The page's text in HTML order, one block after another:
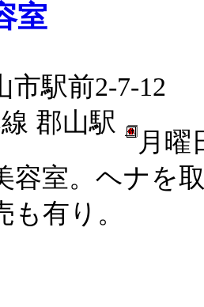
室
市駅前2-7-12
郡山駅
月曜
容室。ヘナを
も有り。